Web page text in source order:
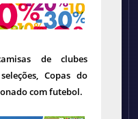
de clubes
Copas do
com futebol.